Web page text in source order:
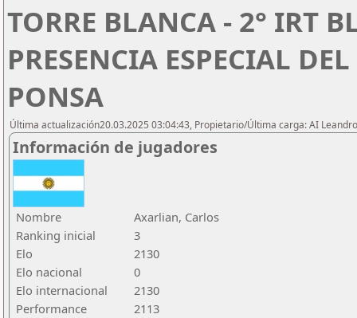
TORRE BLANCA - 2° IRT
PRESENCIA ESPECIAL
PONSA
Última actualización20.03.2025 03:04:43, Propietario/Última carga: AI
Información de jugadores
Nombre
Axarlian, Carlos
Ranking inicial
3
Elo
2130
Elo nacional
0
Elo internacional
2130
Performance
2113